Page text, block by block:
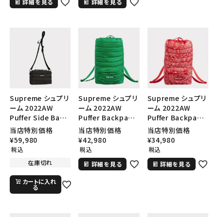
Supreme シュプリ
ーム 2022AW
Puffer Side Bag
パファーサイドバッ
ク ブラック 黒
当店特別価格
¥59,980
税込
在庫切れ
カートに入れ
る
Supreme シュプリ
ーム 2022AW
Puffer Backpack
パファーバックパッ
ク グリーン
当店特別価格
¥42,980
税込
詳細を見る
Supreme シュプリ
ーム 2022AW
Puffer Backpack
パファーバックパッ
ク レッドペイズリー
当店特別価格
¥34,980
税込
詳細を見る